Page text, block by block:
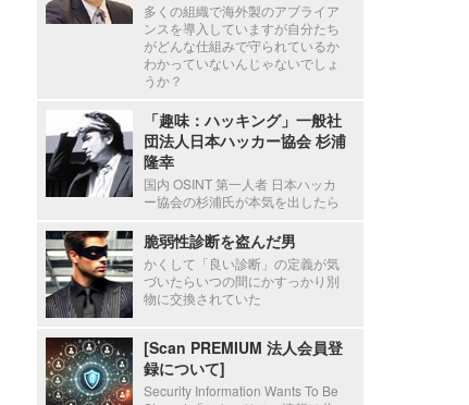
多くの組織で海外製のアプライア
ンスを導入していますが自分たち
がどんな仕組みで守られているか
わかっていないんじゃないでしょ
うか？
「趣味：ハッキング」一般社
団法人日本ハッカー協会 杉浦
隆幸
国内 OSINT 第一人者 日本ハッカ
ー協会の杉浦氏が本気を出したら
脆弱性診断を盗んだ男
かくして「良い診断」の定義が気
づいたらいつの間にかすっかり別
物に交換されていた
[Scan PREMIUM 法人会員登
録について]
Security Information Wants To Be